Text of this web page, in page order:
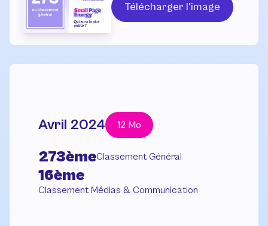
Télécharger l'image
Avril 2024 12 Mo
273èmeClassement Général
16ème
Classement Médias & Communication